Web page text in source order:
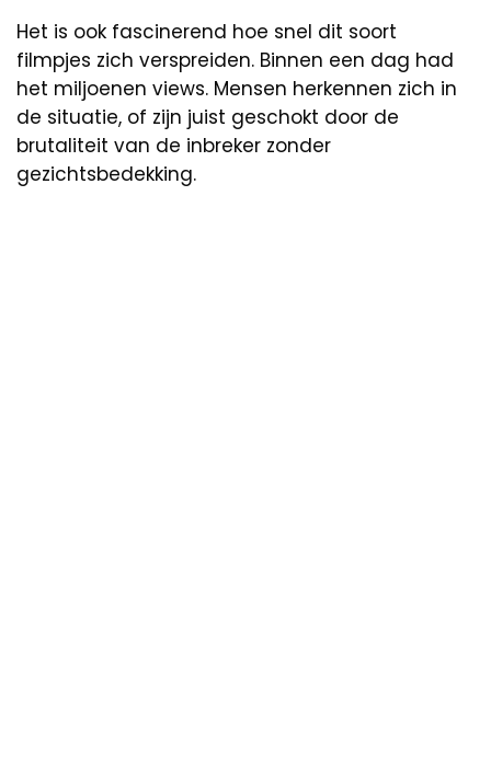
Het is ook fascinerend hoe snel dit soort
filmpjes zich verspreiden. Binnen een dag had
het miljoenen views. Mensen herkennen zich in
de situatie, of zijn juist geschokt door de
brutaliteit van de inbreker zonder
gezichtsbedekking.